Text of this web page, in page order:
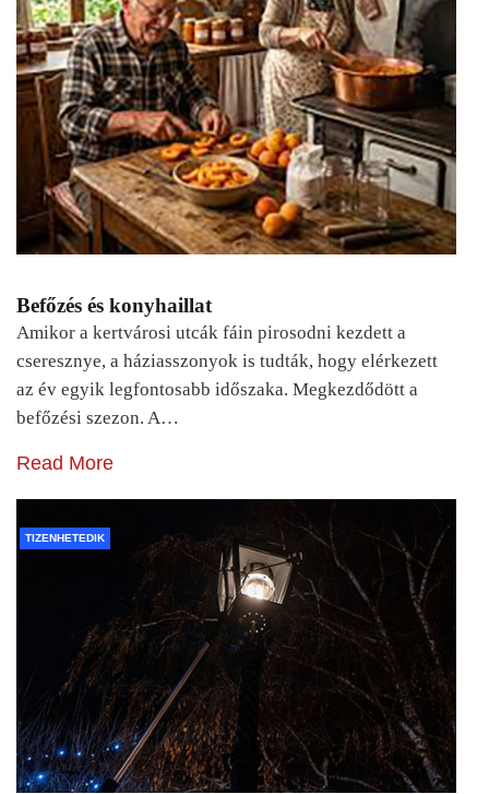
Befőzés és konyhaillat
Amikor a kertvárosi utcák fáin pirosodni kezdett a
cseresznye, a háziasszonyok is tudták, hogy elérkezett
az év egyik legfontosabb időszaka. Megkezdődött a
befőzési szezon. A…
Read More
TIZENHETEDIK